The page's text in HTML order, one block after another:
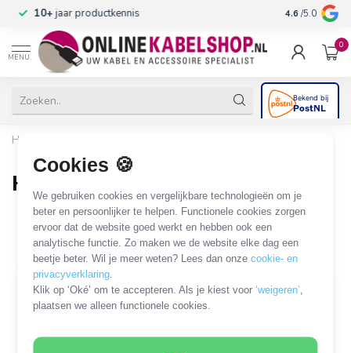
Cookies 🍪
We gebruiken cookies en vergelijkbare technologieën om je
beter en persoonlijker te helpen. Functionele cookies zorgen
ervoor dat de website goed werkt en hebben ook een
analytische functie. Zo maken we de website elke dag een
beetje beter. Wil je meer weten? Lees dan onzecookie- en
privacyverklaring
Klik op ‘Oké’ om te accepteren. Als je kiest voor‘weigeren’
plaatsen we alleen functionele cookies.
10+ jaar productkennis 4.6 /5.0
MENU
0
Home
HDMI connectoren
HDMI connectoren
2 PRODUCTEN
Filters SORTEER OP